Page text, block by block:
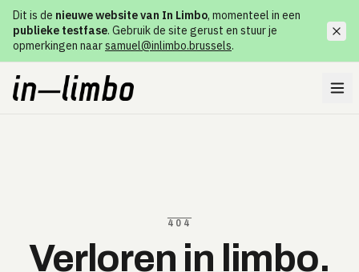
Dit is de nieuwe website van In Limbo, momenteel in een
publieke testfase. Gebruik de site gerust en stuur je
opmerkingen naarsamuel@inlimbo.brussels.
404
Verloren in limbo.